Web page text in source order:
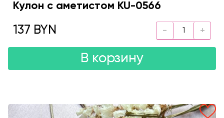
Кулон с аметистом KU-0566
137 BYN
В корзину